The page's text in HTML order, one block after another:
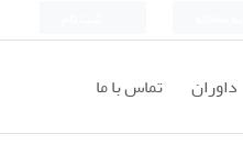
داوران تماس با ما